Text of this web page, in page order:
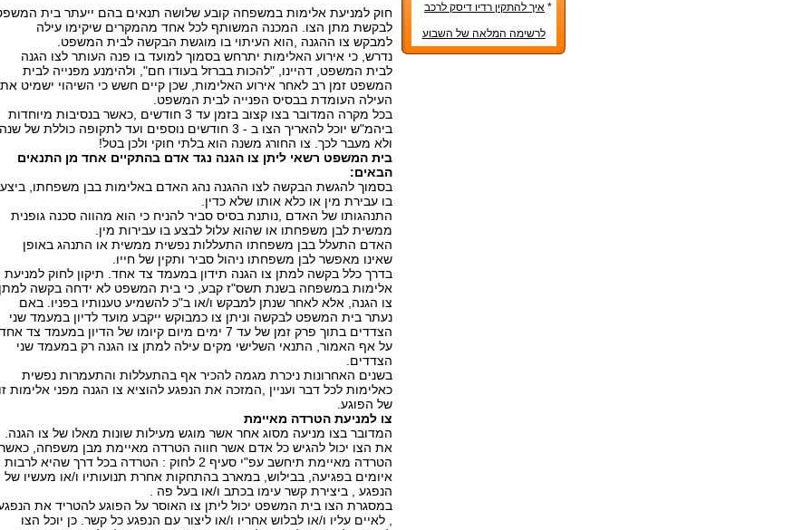
* איך להתקין רדיו דיסק לרכב
לרשימה המלאה של השבוע
חוק למניעת אלימות במשפחה קובע שלושה תנאים בהם ייעתר בית
לבקשת מתן הצו. המכנה המשותף לכל אחד מהמקרים שיקימו עילה
למבקש צו ההגנה ,הוא העיתוי בו מוגשת הבקשה לבית המשפט.
נדרש, כי אירוע האלימות יתרחש בסמוך למועד בו פנה העותר לצו הגנה
לבית המשפט, דהיינו, "להכות בברזל בעודו חם", ולהימנע מפנייה לבית
המשפט זמן רב לאחר אירוע האלימות, שכן קיים חשש כי השיהוי ישמיט את
העילה העומדת בבסיס הפנייה לבית המשפט.
בכל מקרה המדובר בצו קצוב בזמן עד 3 חודשים ,כאשר בנסיבות מיוחדות
ביהמ"ש יוכל להאריך הצו ב - 3 חודשים נוספים ועד לתקופה כוללת של
ולא מעבר לכך. צו החורג משנה הוא בלתי חוקי ולכן בטל!
בית המשפט רשאי ליתן צו הגנה נגד אדם בהתקיים אחד מן התנאים
הבאים:
בסמוך להגשת הבקשה לצו ההגנה נהג האדם באלימות בבן משפחתו, ביצע
בו עבירת מין או כלא אותו שלא כדין.
התנהגותו של האדם ,נותנת בסיס סביר להניח כי הוא מהווה סכנה גופנית
ממשית לבן משפחתו או שהוא עלול לבצע בו עבירות מין.
האדם התעלל בבן משפחתו התעללות נפשית ממשית או התנהג באופן
שאינו מאפשר לבן משפחתו ניהול סביר ותקין של חייו.
בדרך כלל בקשה למתן צו הגנה תידון במעמד צד אחד. תיקון לחוק למניעת
אלימות במשפחה בשנת תשס"ז קבע, כי בית המשפט לא ידחה בקשה
צו הגנה, אלא לאחר שנתן למבקש ו/או ב"כ להשמיע טענותיו בפניו. באם
נעתר בית המשפט לבקשה וניתן צו כמבוקש ייקבע מועד לדיון במעמד שני
הצדדים בתוך פרק זמן של עד 7 ימים מיום קיומו של הדיון במעמד צד אחד.
על אף האמור, התנאי השלישי מקים עילה למתן צו הגנה רק במעמד שני
הצדדים.
בשנים האחרונות ניכרת מגמה להכיר אף בהתעללות והתעמרות נפשית
כאלימות לכל דבר ועניין ,המזכה את הנפגע להוציא צו הגנה מפני אלימות
של הפוגע.
צו למניעת הטרדה מאיימת
המדובר בצו מניעה מסוג אחר אשר מוגש מעילות שונות מאלו של צו הגנה.
את הצו יכול להגיש כל אדם אשר חווה הטרדה מאיימת מבן משפחה, כאשר
הטרדה מאיימת תיחשב עפ"י סעיף 2 לחוק : הטרדה בכל דרך שהיא לרבות
איומים בפגיעה, בבילוש, במארב בהתחקות אחרת תנועותיו ו/או מעשיו של
הנפגע , ביצירת קשר עימו בכתב ו/או בעל פה .
במסגרת הצו בית המשפט יכול ליתן צו האוסר על הפוגע להטריד את
, לאיים עליו ו/או לבלוש אחריו ו/או ליצור עם הנפגע כל קשר. כן יוכל הצו